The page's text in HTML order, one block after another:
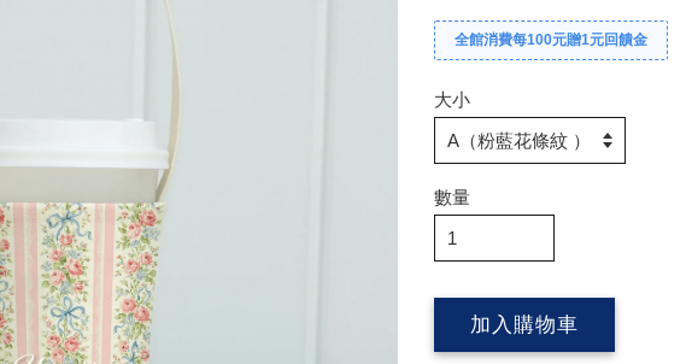
全館消費每100元贈1元回饋金
大小
數量
加入購物車